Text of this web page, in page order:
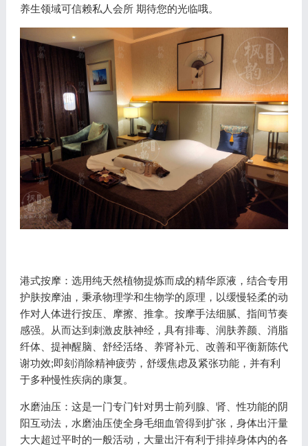
养生领域可信赖私人会所 期待您的光临哦。
港式按摩：选用纯天然植物提炼而成的精华原液，结合专用
护肤按摩油，秉承物理学和生物学的原理，以缓慢轻柔的动
作对人体进行按压、摩擦、推拿。按摩手法细腻、指间节奏
感强。从而达到刺激皮肤神经，具有排毒、润肤养颜、消脂
纤体、提神醒脑、舒经活络、养肾补元、改善和平衡新陈代
谢功效;即刻消除精神疲劳，舒缓焦虑及紧张功能，并有利
于多种慢性疾病的康复。
水磨油压：这是一门专门针对男士前列腺、肾、性功能的阴
阳互动法，水磨油压使全身毛细血管得到扩张，身体出汗量
大大超过平时的一般活动，大量出汗有利于排掉身体内的各